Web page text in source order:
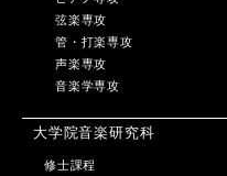
弦楽専攻
管・打楽専攻
声楽専攻
音楽学専攻
大学院音楽研究科
修士課程